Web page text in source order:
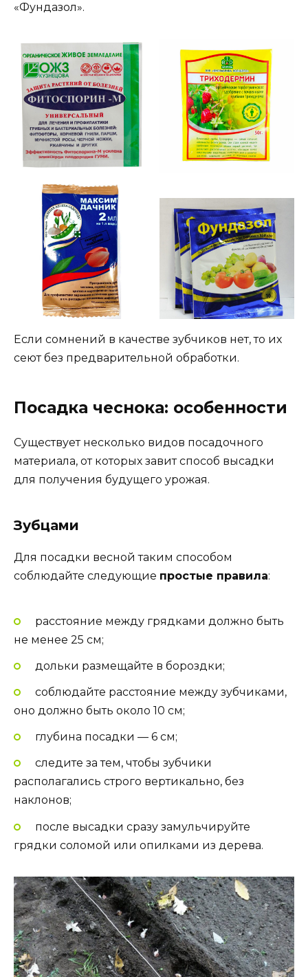
«Фундазол».
Если сомнений в качестве зубчиков нет, то их
сеют без предварительной обработки.
Посадка чеснока: особенности
Существует несколько видов посадочного
материала, от которых завит способ высадки
для получения будущего урожая.
Зубцами
Для посадки весной таким способом
соблюдайте следующие простые правила:
расстояние между грядками должно быть
не менее 25 см;
дольки размещайте в бороздки;
соблюдайте расстояние между зубчиками,
оно должно быть около 10 см;
глубина посадки — 6 см;
следите за тем, чтобы зубчики
располагались строго вертикально, без
наклонов;
после высадки сразу замульчируйте
грядки соломой или опилками из дерева.